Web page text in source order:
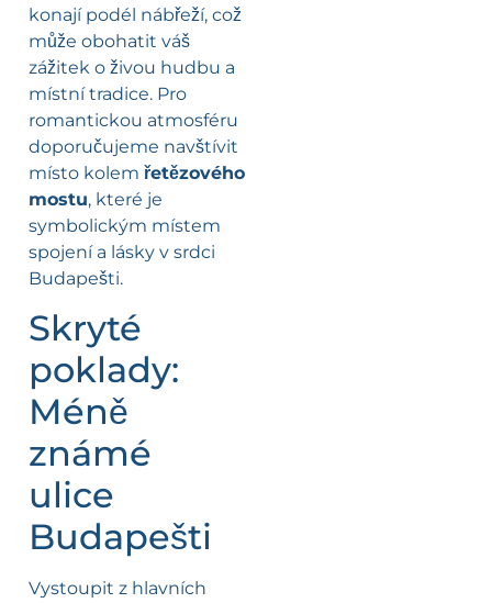
konají podél nábřeží, což
může obohatit váš
zážitek o živou hudbu a
místní tradice. Pro
romantickou atmosféru
doporučujeme navštívit
místo kolem řetězového
mostu, které je
symbolickým místem
spojení a lásky v srdci
Budapešti.
Skryté
poklady:
Méně
známé
ulice
Budapešti
Vystoupit z hlavních